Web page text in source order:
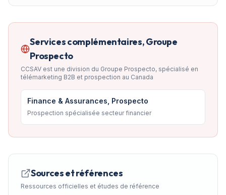
Services complémentaires, Groupe
Prospecto
CCSAV est une division du Groupe Prospecto, spécialisé en
télémarketing B2B et prospection au Canada
Finance & Assurances, Prospecto
Prospection spécialisée secteur financier
Sources et références
Ressources officielles et études de référence